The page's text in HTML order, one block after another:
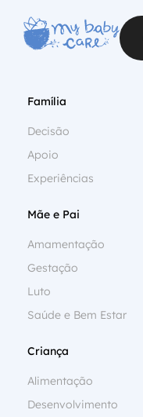
Família
Decisão
Apoio
Experiências
Mãe e Pai
Amamentação
Gestação
Luto
Saúde e Bem Estar
Criança
Alimentação
Desenvolvimento